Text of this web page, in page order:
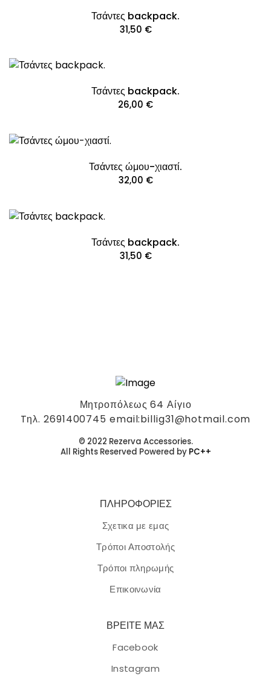
Τσάντες backpack.
31,50 €
Τσάντες backpack.
26,00 €
Τσάντες ώμου-χιαστί.
32,00 €
Τσάντες backpack.
31,50 €
Μητροπόλεως 64 Αίγιο
Tηλ. 2691400745 email:billig31@hotmail.com
© 2022 Rezerva Accessories.
All Rights Reserved Powered by PC++
ΠΛΗΡΟΦΟΡΙΕΣ
Σχετικα με εμας
Τρόποι Αποστολής
Τρόποι πληρωμής
Επικοινωνία
ΒΡΕΙΤΕ ΜΑΣ
Facebook
Instagram